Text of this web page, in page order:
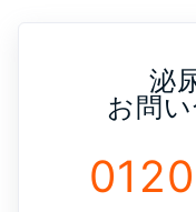
泌
お問